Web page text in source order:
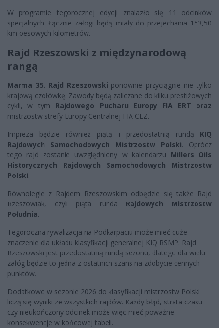
W programie tegorocznej edycji znalazło się 11 odcinków
specjalnych. Łącznie załogi będą miały do przejechania 153,50
km oesowych kilometrów.
Rajd Rzeszowski z międzynarodową
rangą
Marma 35. Rajd Rzeszowski ponownie przyciągnie nie tylko
krajową czołówkę. Zawody będą zaliczane do kilku prestiżowych
cykli, w tym Rajdowego Pucharu Europy FIA ERT oraz
mistrzostw strefy Europy Centralnej FIA CEZ.
Impreza będzie również piątą i przedostatnią rundą KIQ
Rajdowych Samochodowych Mistrzostw Polski. Oprócz
tego rajd zostanie uwzględniony w kalendarzu Millers Oils
Historycznych Rajdowych Samochodowych Mistrzostw
Polski.
Równolegle z Rajdem Rzeszowskim odbędzie się także Rajd
Rzeszowiak, czyli piąta runda Rajdowych Mistrzostw
Południa.
Tegoroczna rywalizacja na Podkarpaciu może mieć duże
znaczenie dla układu klasyfikacji generalnej KIQ RSMP. Rajd
Rzeszowski jest przedostatnią rundą sezonu, dlatego dla wielu
załóg będzie to jedna z ostatnich szans na zdobycie cennych
punktów.
Dodatkowo w sezonie 2026 do klasyfikacji mistrzostw Polski
liczą się wyniki ze wszystkich rajdów. Każdy błąd, strata czasu
czy nieukończony odcinek może więc mieć poważne
konsekwencje w końcowej tabeli.